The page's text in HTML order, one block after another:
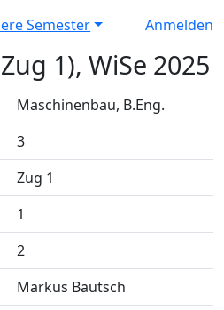
Semester Anmelden
1), WiSe 2025
Maschinenbau, B.Eng.
3
Zug 1
1
2
Markus Bautsch